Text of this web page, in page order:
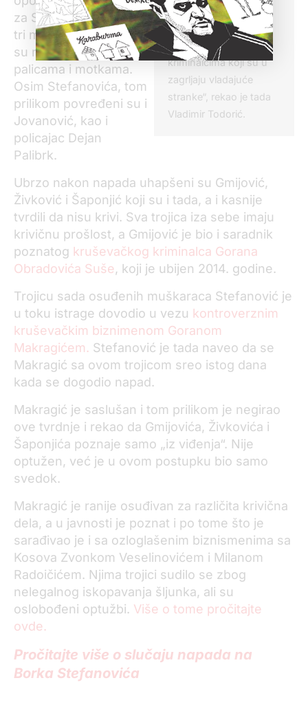
suditi protiv volje
vladajuće stranke i nije
moguće suditi
kriminalcima koji su u
zagrljaju vladajuće
stranke“, rekao je tada
Vladimir Todorić.
za Srbiju u Kruševcu
tri muškarca nasrnula
su na njega naoružani
palicama i motkama.
Osim Stefanovića, tom
prilikom povređeni su i
Jovanović, kao i
policajac Dejan
Palibrk.
Ubrzo nakon napada uhapšeni su Gmijović,
Živković i Šaponjić koji su i tada, a i kasnije
tvrdili da nisu krivi. Sva trojica iza sebe imaju
krivičnu prošlost, a Gmijović je bio i saradnik
poznatog kruševačkog kriminalca Gorana
Obradovića Suše, koji je ubijen 2014. godine.
Trojicu sada osuđenih muškaraca Stefanović je
u toku istrage dovodio u vezu kontroverznim
kruševačkim biznimenom Goranom
Makragićem. Stefanović je tada naveo da se
Makragić sa ovom trojicom sreo istog dana
kada se dogodio napad.
Makragić je saslušan i tom prilikom je negirao
ove tvrdnje i rekao da Gmijovića, Živkovića i
Šaponjića poznaje samo „iz viđenja“. Nije
optužen, već je u ovom postupku bio samo
svedok.
Makragić je ranije osuđivan za različita krivična
dela, a u javnosti je poznat i po tome što je
sarađivao je i sa ozloglašenim biznismenima sa
Kosova Zvonkom Veselinovićem i Milanom
Radoičićem. Njima trojici sudilo se zbog
nelegalnog iskopavanja šljunka, ali su
oslobođeni optužbi. Više o tome pročitajte
ovde.
Pročitajte više o slučaju napada na
Borka Stefanovića